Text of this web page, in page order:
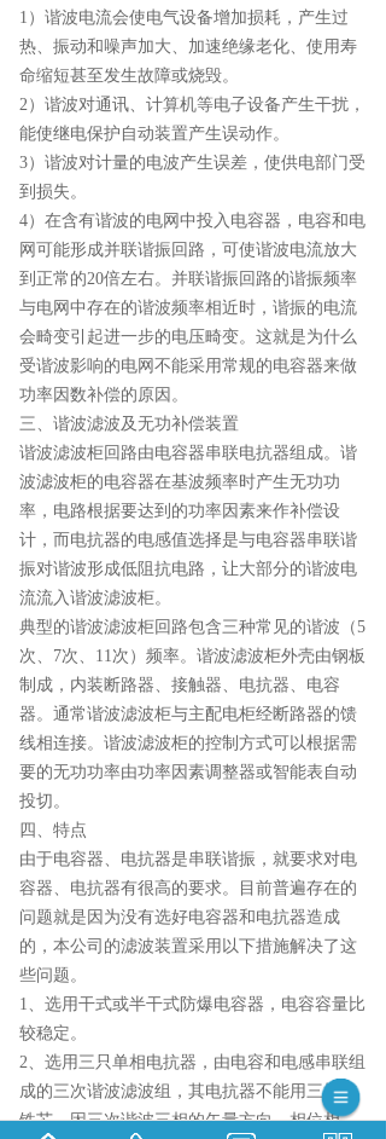
1）谐波电流会使电气设备增加损耗，产生过
热、振动和噪声加大、加速绝缘老化、使用寿
命缩短甚至发生故障或烧毁。
2）谐波对通讯、计算机等电子设备产生干扰，
能使继电保护自动装置产生误动作。
3）谐波对计量的电波产生误差，使供电部门受
到损失。
4）在含有谐波的电网中投入电容器，电容和电
网可能形成并联谐振回路，可使谐波电流放大
到正常的20倍左右。并联谐振回路的谐振频率
与电网中存在的谐波频率相近时，谐振的电流
会畸变引起进一步的电压畸变。这就是为什么
受谐波影响的电网不能采用常规的电容器来做
功率因数补偿的原因。
三、谐波滤波及无功补偿装置
谐波滤波柜回路由电容器串联电抗器组成。谐
波滤波柜的电容器在基波频率时产生无功功
率，电路根据要达到的功率因素来作补偿设
计，而电抗器的电感值选择是与电容器串联谐
振对谐波形成低阻抗电路，让大部分的谐波电
流流入谐波滤波柜。
典型的谐波滤波柜回路包含三种常见的谐波（5
次、7次、11次）频率。谐波滤波柜外壳由钢板
制成，内装断路器、接触器、电抗器、电容
器。通常谐波滤波柜与主配电柜经断路器的馈
线相连接。谐波滤波柜的控制方式可以根据需
要的无功功率由功率因素调整器或智能表自动
投切。
四、特点
由于电容器、电抗器是串联谐振，就要求对电
容器、电抗器有很高的要求。目前普遍存在的
问题就是因为没有选好电容器和电抗器造成
的，本公司的滤波装置采用以下措施解决了这
些问题。
1、选用干式或半干式防爆电容器，电容容量比
较稳定。
2、选用三只单相电抗器，由电容和电感串联组
成的三次谐波滤波组，其电抗器不能用三柱式
铁芯，因三次谐波三相的矢量方向、相位相